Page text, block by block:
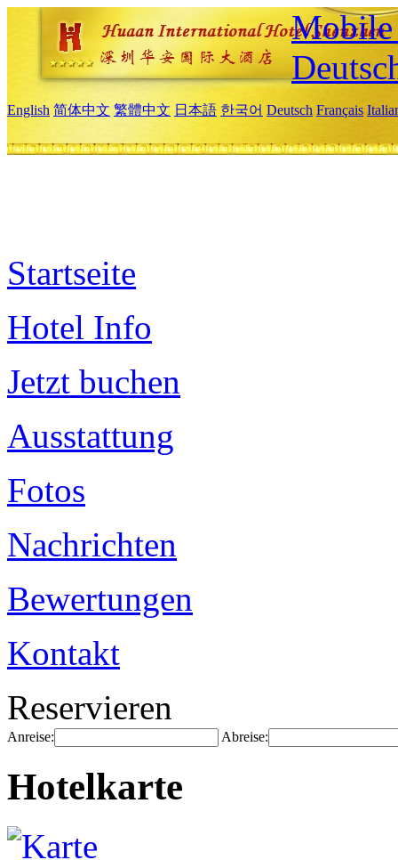
Mobile
English 简体中文 繁體中文 日本語 한국어 Deutsch Français
Startseite
Hotel Info
Jetzt buchen
Ausstattung
Fotos
Nachrichten
Bewertungen
Kontakt
Reservieren
Anreise: Abreise:
Hotelkarte